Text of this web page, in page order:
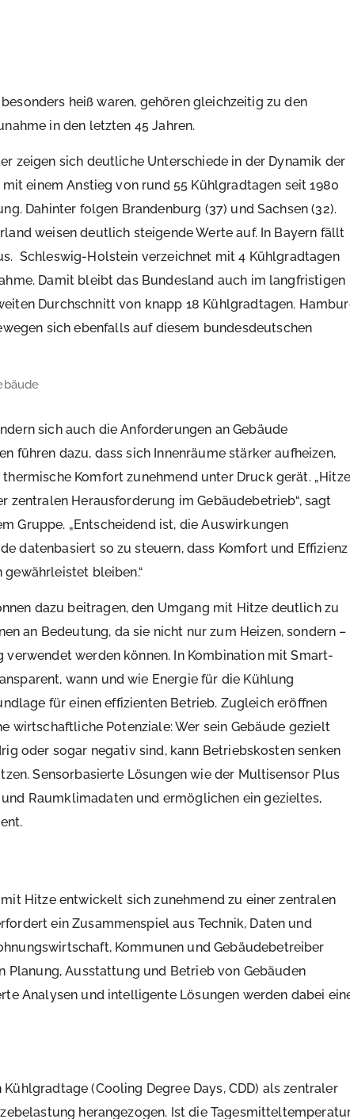
heiß waren, gehören gleichzeitig zu den
in den letzten 45 Jahren.
zeigen sich deutliche Unterschiede in der Dynamik der
einem Anstieg von rund 55 Kühlgradtagen seit 1980
Dahinter folgen Brandenburg (37) und Sachsen (32).
weisen deutlich steigende Werte auf. In Bayern fällt
Schleswig-Holstein verzeichnet mit 4 Kühlgradtagen
Damit bleibt das Bundesland auch im langfristigen
Durchschnitt von knapp 18 Kühlgradtagen.
sich ebenfalls auf diesem bundesdeutschen
sich auch die Anforderungen an Gebäude
führen dazu, dass sich Innenräume stärker aufheizen,
Komfort zunehmend unter Druck gerät. „Hitze
zentralen Herausforderung im Gebäudebetrieb“, sagt
Gruppe. „Entscheidend ist, die Auswirkungen
datenbasiert so zu steuern, dass Komfort und Effizienz
bleiben.“
dazu beitragen, den Umgang mit Hitze deutlich zu
an Bedeutung, da sie nicht nur zum Heizen, sondern –
verwendet werden können. In Kombination mit Smart-
wann und wie Energie für die Kühlung
für einen effizienten Betrieb. Zugleich eröffnen
wirtschaftliche Potenziale: Wer sein Gebäude gezielt
oder sogar negativ sind, kann Betriebskosten senken
Sensorbasierte Lösungen wie der Multisensor Plus
Raumklimadaten und ermöglichen ein gezieltes,
Hitze entwickelt sich zunehmend zu einer zentralen
ein Zusammenspiel aus Technik, Daten und
Kommunen und Gebäudebetreiber
Planung, Ausstattung und Betrieb von Gebäuden
Analysen und intelligente Lösungen werden dabei
(Cooling Degree Days, CDD) als zentraler
herangezogen. Ist die